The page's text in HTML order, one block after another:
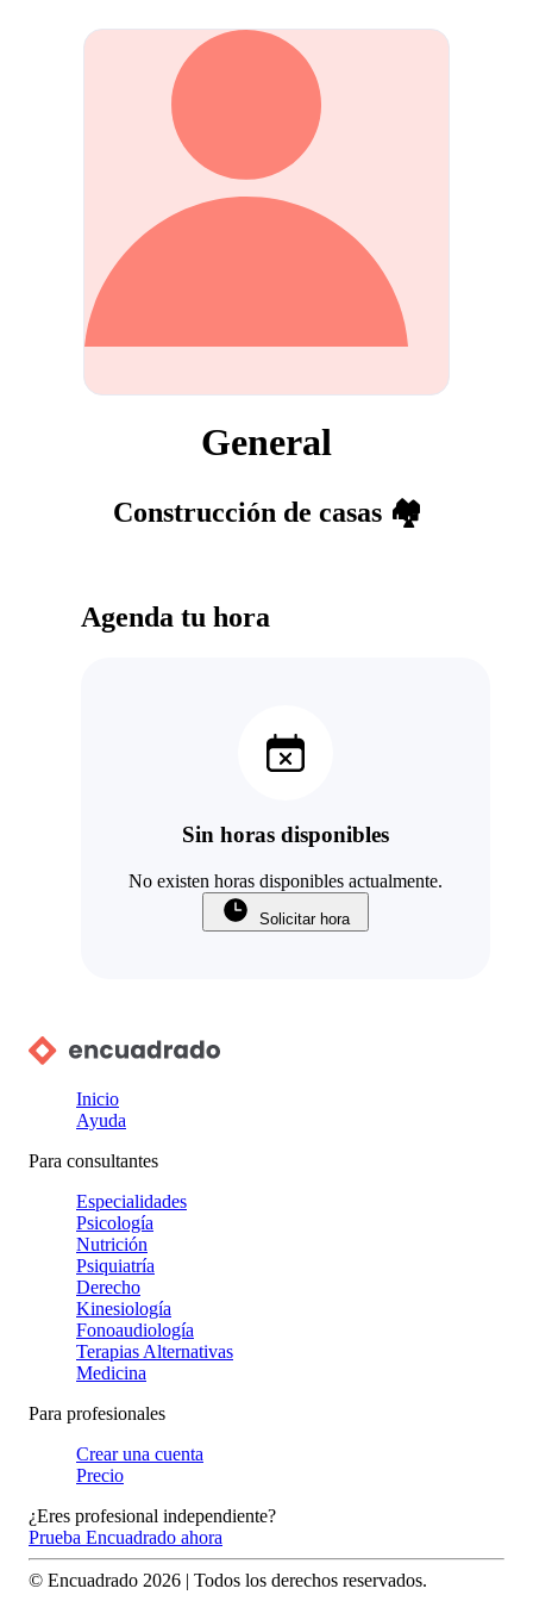
General
Construcción de casas 🏘️
Agenda tu hora
Sin horas disponibles
No existen horas disponibles actualmente.
Solicitar hora
Inicio
Ayuda
Para consultantes
Especialidades
Psicología
Nutrición
Psiquiatría
Derecho
Kinesiología
Fonoaudiología
Terapias Alternativas
Medicina
Para profesionales
Crear una cuenta
Precio
¿Eres profesional independiente?
Prueba Encuadrado ahora
© Encuadrado 2026 | Todos los derechos reservados.